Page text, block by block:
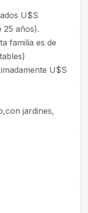
U$S
25 años).
familia es de
U$S
jardines,